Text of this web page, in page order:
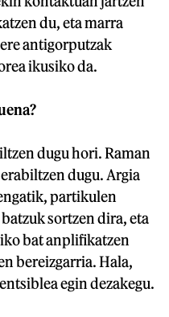
du, eta marra
antigorputzak
ikusiko da.
dugu hori. Raman
dugu. Argia
partikulen
sortzen dira, eta
bat anplifikatzen
bereizgarria. Hala,
egin dezakegu.